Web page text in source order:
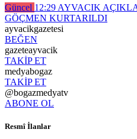
Güncel 12:29 AYVACIK
GÖÇMEN KURTARILDI
ayvacikgazetesi
BEĞEN
gazeteayvacik
TAKİP ET
medyabogaz
TAKİP ET
@bogazmedyatv
ABONE OL
Resmî İlanlar